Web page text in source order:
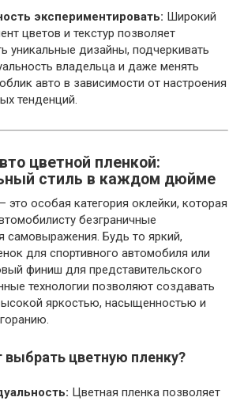
экспериментировать: Широкий
цветов и текстур позволяет
уникальные дизайны, подчеркивать
владельца и даже менять
авто в зависимости от настроения
тенденций.
цветной пленкой:
стиль в каждом дюйме
это особая категория оклейки, которая
безграничные
самовыражения. Будь то яркий,
для спортивного автомобиля или
финиш для представительского
технологии позволяют создавать
яркостью, насыщенностью и
выбрать цветную пленку?
Цветная пленка позволяет